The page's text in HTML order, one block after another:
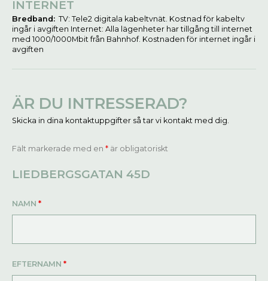
INTERNET
Bredband: TV: Tele2 digitala kabeltvnät. Kostnad för kabeltv
ingår i avgiften Internet: Alla lägenheter har tillgång till internet
med 1000/1000Mbit från Bahnhof. Kostnaden för internet ingår i
avgiften
ÄR DU INTRESSERAD?
Skicka in dina kontaktuppgifter så tar vi kontakt med dig.
Fält markerade med en * är obligatoriskt
LIEDBERGSGATAN 45D
NAMN *
EFTERNAMN *